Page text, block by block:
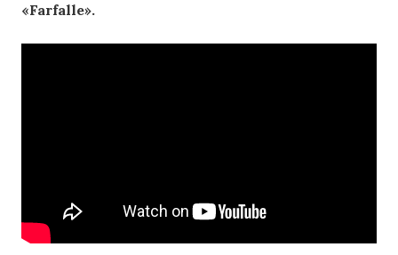
«Farfalle».